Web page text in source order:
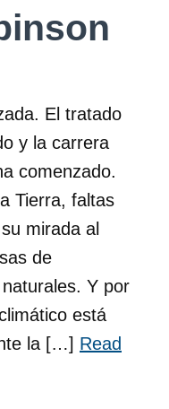
El tratado
y la carrera
comenzado.
Tierra, faltas
mirada al
de
Y por
está
la […] Read